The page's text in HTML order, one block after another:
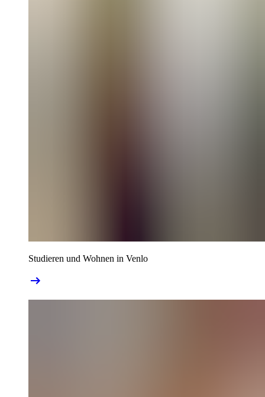
Studieren und Wohnen in Venlo